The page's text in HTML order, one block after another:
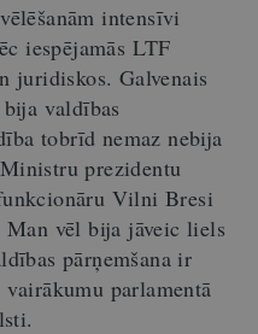
intensīvi
iespējamās LTF
juridiskos. Galvenais
valdības
tobrīd nemaz nebija
prezidentu
Vilni Bresi
Man vēl bija jāveic liels
pārņemšana ir
parlamentā